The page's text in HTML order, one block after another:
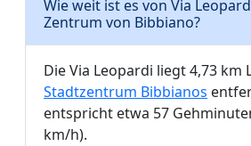
Wie weit ist es von Via
Zentrum von Bibbiano?
Die Via Leopardi liegt 4,73 km
Stadtzentrum Bibbianos
entspricht etwa 57
km/h).